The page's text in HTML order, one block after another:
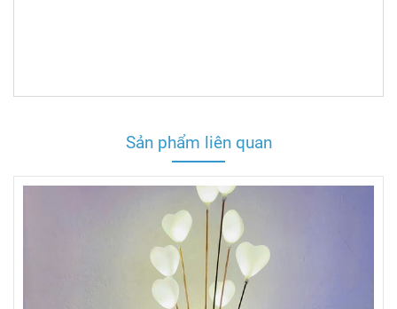
Sản phẩm liên quan